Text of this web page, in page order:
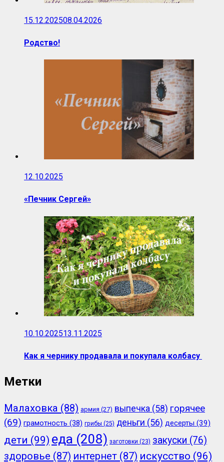
15.12.202508.04.2026
Родство!
12.10.2025
«Печник Сергей»
10.10.202513.11.2025
Как я чернику продавала и покупала колбасу
Метки
Малаховка (88) армия (27) выпечка (58) горячее
(69) грамотность (38) грибы (25) деньги (56) десерты (39)
дети (99) еда (208) заготовки (23) закуски (76)
здоровье (87) интернет (87) искусство (96)